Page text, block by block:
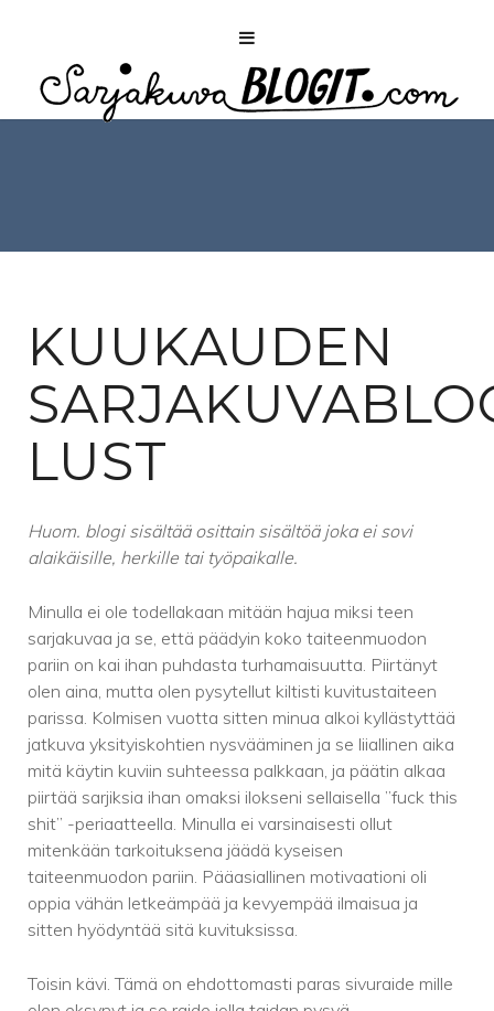
KUUKAUDEN
LUST
Huom. blogi sisältää osittain sisältöä joka ei sovi
alaikäisille, herkille tai työpaikalle.
Minulla ei ole todellakaan mitään hajua miksi teen
sarjakuvaa ja se, että päädyin koko taiteenmuodon
pariin on kai ihan puhdasta turhamaisuutta. Piirtänyt
olen aina, mutta olen pysytellut kiltisti kuvitustaiteen
parissa. Kolmisen vuotta sitten minua alkoi kyllästyttää
jatkuva yksityiskohtien nysvääminen ja se liiallinen aika
mitä käytin kuviin suhteessa palkkaan, ja päätin alkaa
piirtää sarjiksia ihan omaksi ilokseni sellaisella ”fuck this
shit” -periaatteella. Minulla ei varsinaisesti ollut
mitenkään tarkoituksena jäädä kyseisen
taiteenmuodon pariin. Pääasiallinen motivaationi oli
oppia vähän letkeämpää ja kevyempää ilmaisua ja
sitten hyödyntää sitä kuvituksissa.
Toisin kävi. Tämä on ehdottomasti paras sivuraide mille